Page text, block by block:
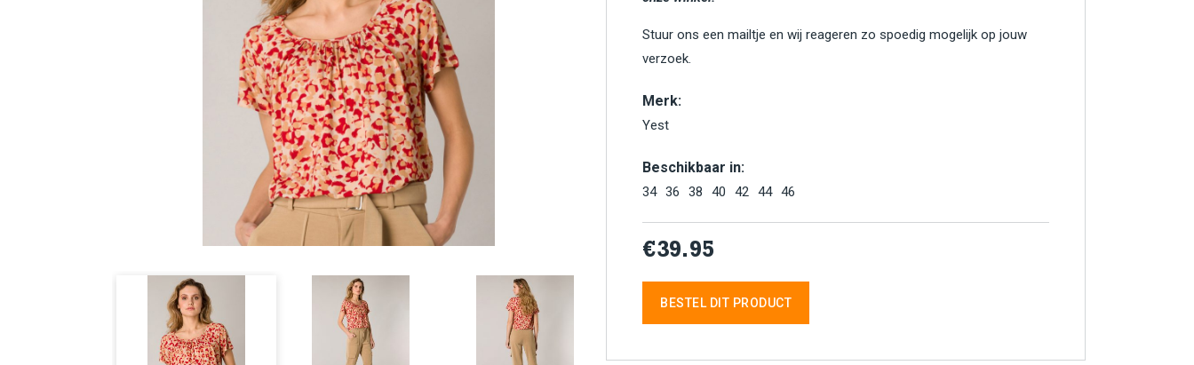
Stuur ons een mailtje en wij reageren zo spoedig mogelijk op jouw
verzoek.
Merk:
Yest
Beschikbaar in:
34 36 38 40 42 44 46
€39.95
BESTEL DIT PRODUCT